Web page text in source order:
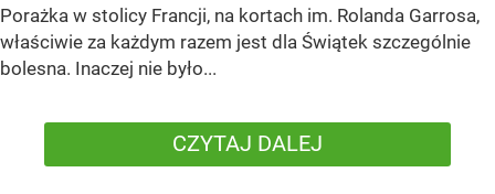
Porażka w stolicy Francji, na kortach im. Rolanda Garrosa,
właściwie za każdym razem jest dla Świątek szczególnie
bolesna. Inaczej nie było...
CZYTAJ DALEJ